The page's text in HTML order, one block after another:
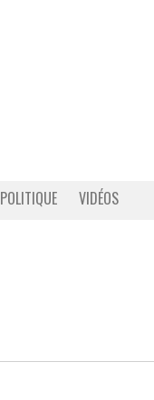
POLITIQUE VIDÉOS